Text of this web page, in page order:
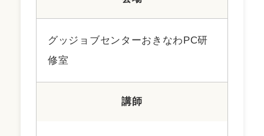
グッジョブセンターおきなわPC研
修室
講師